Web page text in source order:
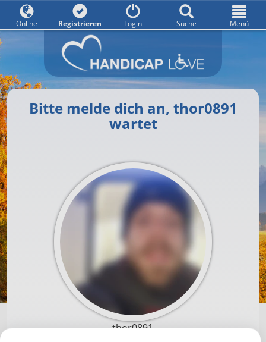
Bitte melde dich an, thor0891
wartet
thor0891
Online Registrieren Login Suche Menü